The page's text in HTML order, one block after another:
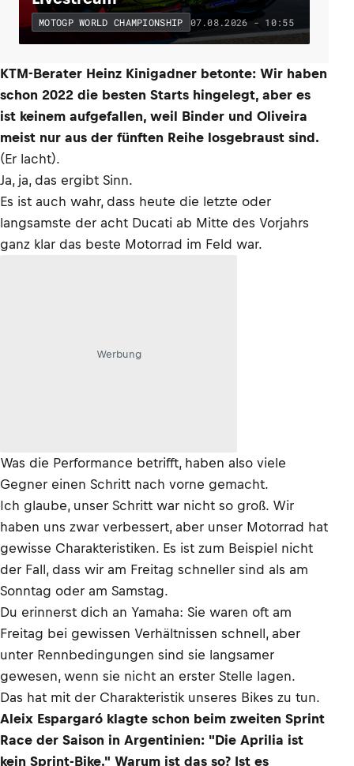
MOTOGP WORLD CHAMPIONSHIP 07.08.2026 - 10:55
KTM-Berater Heinz Kinigadner betonte: Wir haben
schon 2022 die besten Starts hingelegt, aber es
ist keinem aufgefallen, weil Binder und Oliveira
meist nur aus der fünften Reihe losgebraust sind.
(Er lacht).
Ja, ja, das ergibt Sinn.
Es ist auch wahr, dass heute die letzte oder
langsamste der acht Ducati ab Mitte des Vorjahrs
ganz klar das beste Motorrad im Feld war.
Werbung
Was die Performance betrifft, haben also viele
Gegner einen Schritt nach vorne gemacht.
Ich glaube, unser Schritt war nicht so groß. Wir
haben uns zwar verbessert, aber unser Motorrad hat
gewisse Charakteristiken. Es ist zum Beispiel nicht
der Fall, dass wir am Freitag schneller sind als am
Sonntag oder am Samstag.
Du erinnerst dich an Yamaha: Sie waren oft am
Freitag bei gewissen Verhältnissen schnell, aber
unter Rennbedingungen sind sie langsamer
gewesen, wenn sie nicht an erster Stelle lagen.
Das hat mit der Charakteristik unseres Bikes zu tun.
Aleix Espargaró klagte schon beim zweiten Sprint
Race der Saison in Argentinien: "Die Aprilia ist
kein Sprint-Bike." Warum ist das so? Ist es